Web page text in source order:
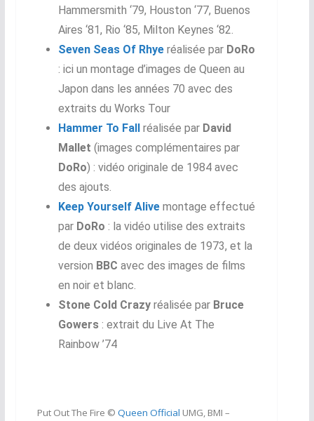
Hammersmith ‘79, Houston ‘77, Buenos
Aires ‘81, Rio ‘85, Milton Keynes ‘82.
Seven Seas Of Rhyeréalisée par DoRo
: ici un montage d’images de Queen au
Japon dans les années 70 avec des
extraits du Works Tour
Hammer To Fallréalisée par David
Mallet (images complémentaires par
DoRo) : vidéo originale de 1984 avec
des ajouts.
Keep Yourself Alivemontage effectué
par DoRo : la vidéo utilise des extraits
de deux vidéos originales de 1973, et la
version BBC avec des images de films
en noir et blanc.
Stone Cold Crazyréalisée par Bruce
Gowers: extrait du Live At The
Rainbow’74
Put Out The Fire © Queen Official UMG, BMI –